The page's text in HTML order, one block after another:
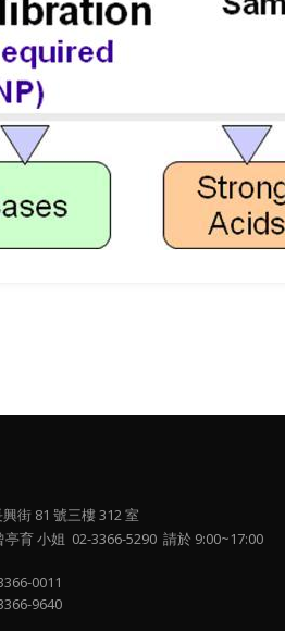
街 81 號三樓 312 室
亭育 小姐 02-3366-5290 請於 9:00~17:00
0011
9640